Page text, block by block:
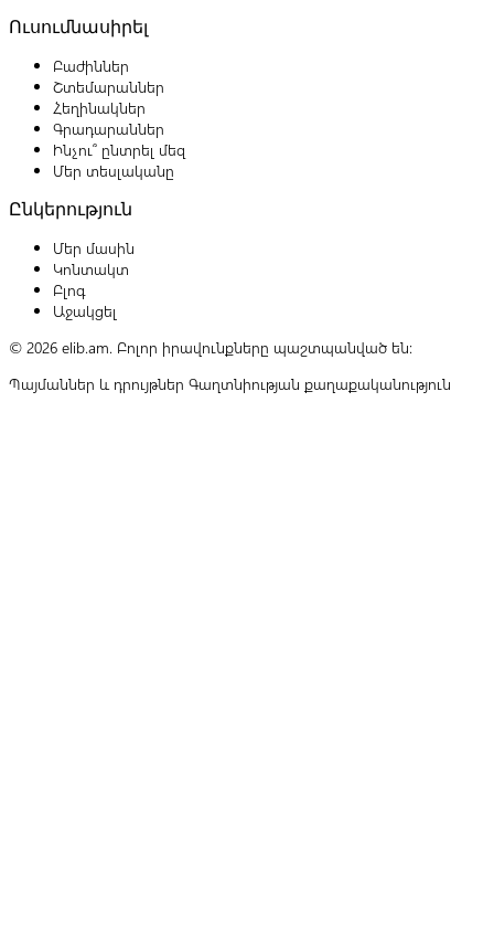
Ուսումնասիրել
Բաժիններ
Շտեմարաններ
Հեղինակներ
Գրադարաններ
Ինչու՞ ընտրել մեզ
Մեր տեսլականը
Ընկերություն
Մեր մասին
Կոնտակտ
Բլոգ
Աջակցել
© 2026 elib.am. Բոլոր իրավունքները պաշտպանված են:
Պայմաններ և դրույթներ Գաղտնիության քաղաքականություն